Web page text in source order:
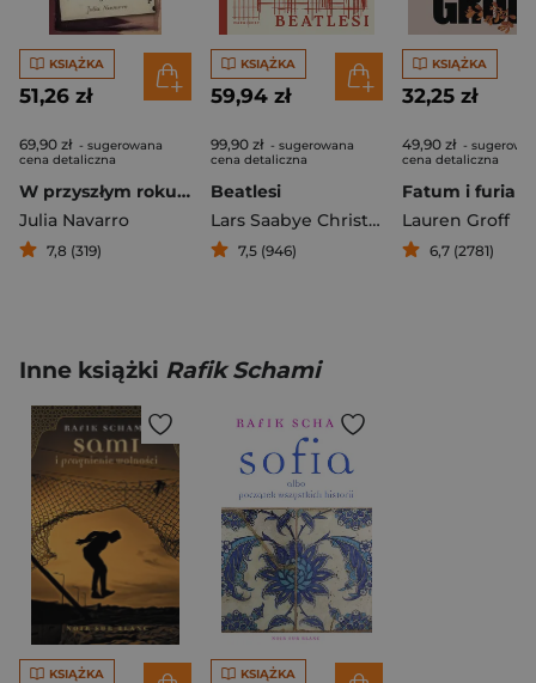
KSIĄŻKA
51,26 zł
69,90 zł - sugerowana
cena detaliczna
W przyszłym roku w Jerozolimie
Julia Navarro
7,8 (319)
KSIĄŻKA
59,94 zł
99,90 zł - sugerowana
cena detaliczna
Beatlesi
Lars Saabye Christensen
7,5 (946)
KSIĄŻKA
32,25 zł
49,90 zł -
cena detaliczna
Fatum i furia
Lauren Groff
6,7 (2781)
Inne książki Rafik Schami
KSIĄŻKA KSIĄŻKA